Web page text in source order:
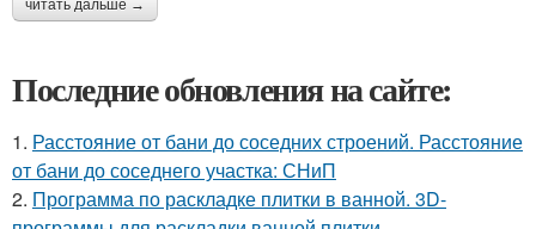
читать дальше →
Последние обновления на сайте:
1. Расстояние от бани до соседних строений. Расстояние
от бани до соседнего участка: СНиП
2. Программа по раскладке плитки в ванной. 3D-